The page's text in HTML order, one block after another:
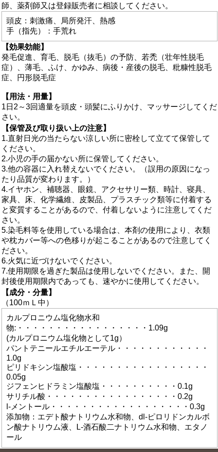
師、薬剤師又は登録販売者に相談してください。
頭皮：刺激痛、局所発汗、熱感
手（指先）：手荒れ
【効果効能】
発毛促進、育毛、脱毛（抜毛）の予防、若禿（壮年性脱毛
症）、薄毛、ふけ、かゆみ、病後・産後の脱毛、粃糠性脱毛
症、円形脱毛症
【用法・用量】
1日2～3回適量を頭皮・頭髪にふりかけ、マッサージしてくだ
さい。
【保管及び取り扱い上の注意】
1.直射日光の当たらない涼しい所に密栓して立てて保管して
ください。
2.小児の手の届かない所に保管してください。
3.他の容器に入れ替えないでください。（誤用の原因になっ
たり品質が変わります。）
4.イヤホン、補聴器、眼鏡、アクセサリー類、時計、寝具、
家具、床、化学繊維、皮製品、プラスチック類等に付着する
と変質することがあるので、付着しないように注意してくだ
さい。
5.染毛料等を使用している場合は、本剤の使用により、衣類
や枕カバー等への色移りが起こることがあるので注意してく
ださい。
6.火気に近づけないでください。
7.使用期限を過ぎた製品は使用しないでください。また、開
封後使用期限内であっても、速やかに使用してください。
【成分・分量】
（100ｍＬ中）
カルプロニウム塩化物水和
物:・・・・・・・・・・・・・・・・・1.09g
(カルプロニウム塩化物として1g）
パントテニールエチルエーテル・・・・・・・・・・・・
1.0g
ピリドキシン塩酸塩・・・・・・・・・・・・・・・・・
0.05g
ジフェンヒドラミン塩酸塩・・・・・・・・・・0.1g
サリチル酸・・・・・・・・・・・・・・・・・0.2g
l-メントール・・・・・・・・・・・・・・・・・・0.3g
添加物：エデト酸ナトリウム水和物、dl-ピロリドンカルボ
ン酸ナトリウム液、L-酒石酸二ナトリウム水和物、エタノ
ール